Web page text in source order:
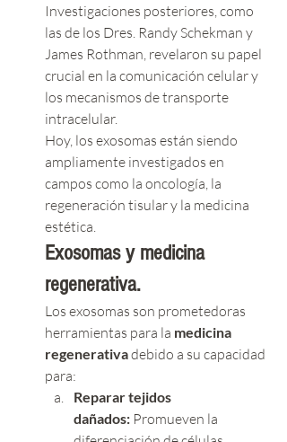
Investigaciones posteriores, como
las de los Dres. Randy Schekman y
James Rothman, revelaron su papel
crucial en la comunicación celular y
los mecanismos de transporte
intracelular.
Hoy, los exosomas están siendo
ampliamente investigados en
campos como la oncología, la
regeneración tisular y la medicina
estética.
Exosomas y medicina
regenerativa.
Los exosomas son prometedoras
herramientas para la medicina
regenerativa debido a su capacidad
para:
Reparar tejidos
dañados: Promueven la